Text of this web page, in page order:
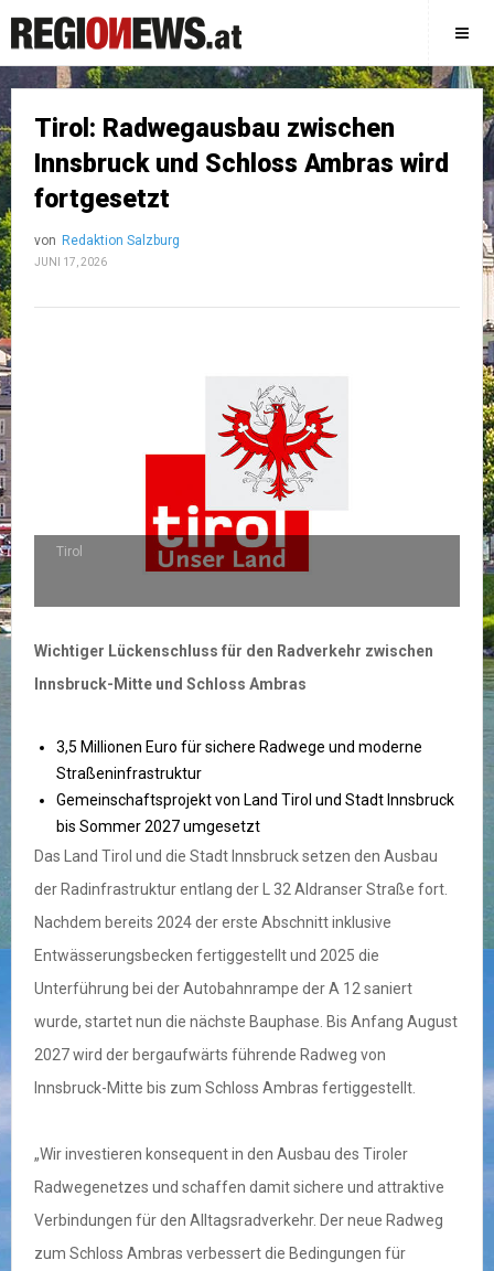
Tirol: Radwegausbau zwischen
Innsbruck und Schloss Ambras wird
fortgesetzt
von Redaktion Salzburg
JUNI 17, 2026
Tirol
Wichtiger Lückenschluss für den Radverkehr zwischen
Innsbruck-Mitte und Schloss Ambras
3,5 Millionen Euro für sichere Radwege und moderne
Straßeninfrastruktur
Gemeinschaftsprojekt von Land Tirol und Stadt Innsbruck
bis Sommer 2027 umgesetzt
Das Land Tirol und die Stadt Innsbruck setzen den Ausbau
der Radinfrastruktur entlang der L 32 Aldranser Straße fort.
Nachdem bereits 2024 der erste Abschnitt inklusive
Entwässerungsbecken fertiggestellt und 2025 die
Unterführung bei der Autobahnrampe der A 12 saniert
wurde, startet nun die nächste Bauphase. Bis Anfang August
2027 wird der bergaufwärts führende Radweg von
Innsbruck-Mitte bis zum Schloss Ambras fertiggestellt.
„Wir investieren konsequent in den Ausbau des Tiroler
Radwegenetzes und schaffen damit sichere und attraktive
Verbindungen für den Alltagsradverkehr. Der neue Radweg
zum Schloss Ambras verbessert die Bedingungen für